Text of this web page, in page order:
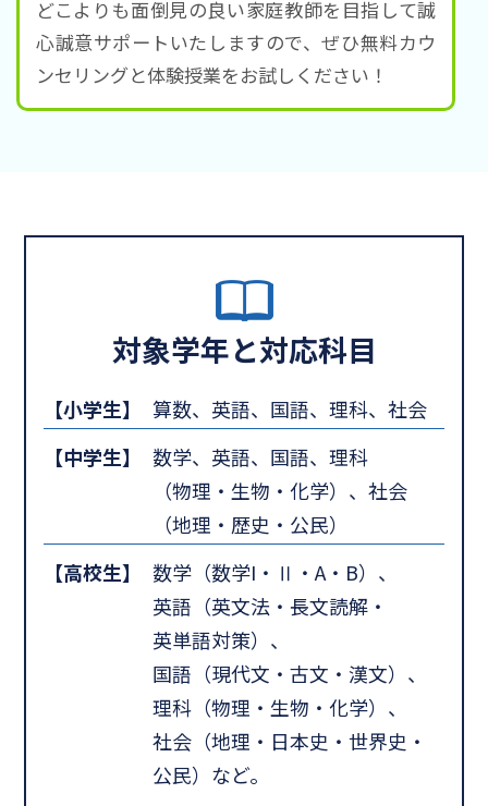
どこよりも面倒見の良い家庭教師を目指して誠
心誠意サポートいたしますので、ぜひ無料カウ
ンセリングと体験授業をお試しください！
対象学年と対応科目
【小学生】
算数、英語、国語、理科、社会
【中学生】
数学、英語、国語、理科
（物理・生物・化学）、社会
（地理・歴史・公民）
【高校生】
数学（数学I・Ⅱ・A・B）、
英語（英文法・長文読解・
英単語対策）、
国語（現代文・古文・漢文）、
理科（物理・生物・化学）、
社会（地理・日本史・世界史・
公民）など。